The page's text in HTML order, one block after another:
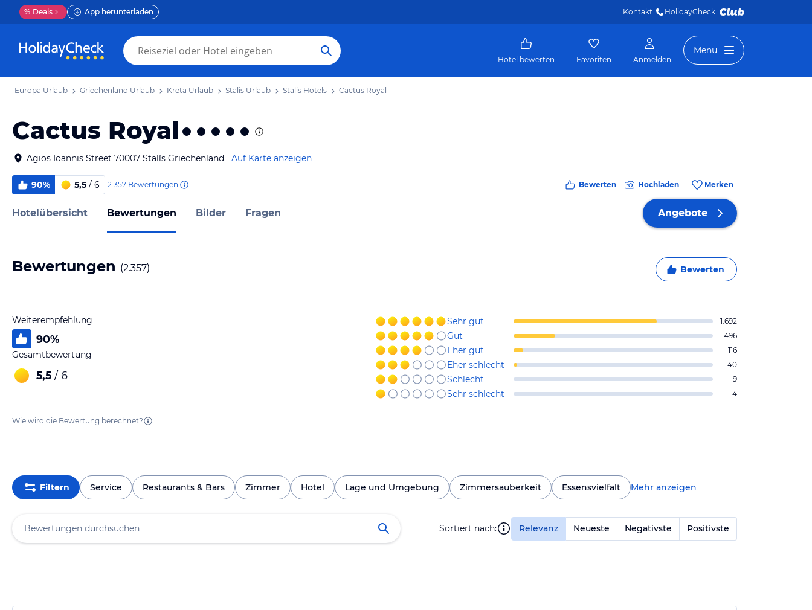
% Deals App herunterladen Kontakt HolidayCheck
Hotel bewerten Favoriten Anmelden
Menü
Europa Urlaub Griechenland Urlaub Kreta Urlaub Stalis Urlaub Stalis Hotels Cactus Royal
Cactus Royal
Agios Ioannis Street 70007 Stalís Griechenland Auf Karte anzeigen
90% 5,5 / 6 2.357 Bewertungen Bewerten Hochladen Merken
Hotelübersicht Bewertungen Bilder Fragen Angebote
Bewertungen (2.357) Bewerten
Weiterempfehlung
90%
Gesamtbewertung
5,5 / 6
Sehr gut 1.692
Gut 496
Eher gut 116
Eher schlecht 40
Schlecht 9
Sehr schlecht 4
Wie wird die Bewertung berechnet?
Filtern Service Restaurants & Bars Zimmer Hotel Lage und Umgebung Zimmersauberkeit Essensvielfalt Mehr anzeigen
Sortiert nach: Relevanz Neueste Negativste Positivste